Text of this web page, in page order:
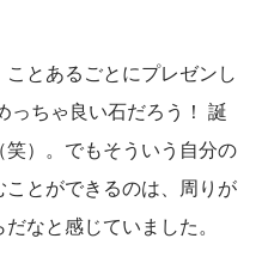
とあるごとにプレゼンし
っちゃ良い石だろう！ 誕
）。でもそういう自分の
とができるのは、周りが
なと感じていました。